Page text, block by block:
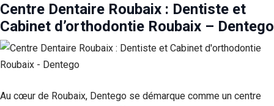
Centre Dentaire Roubaix : Dentiste et
Cabinet d’orthodontie Roubaix – Dentego
Au cœur de Roubaix, Dentego se démarque comme un centre